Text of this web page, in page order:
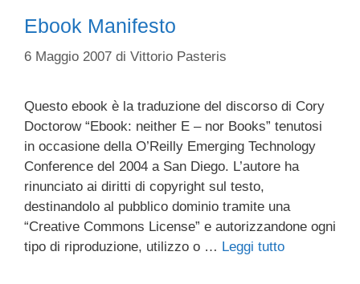
Ebook Manifesto
6 Maggio 2007 di Vittorio Pasteris
Questo ebook è la traduzione del discorso di Cory
Doctorow “Ebook: neither E – nor Books” tenutosi
in occasione della O’Reilly Emerging Technology
Conference del 2004 a San Diego. L’autore ha
rinunciato ai diritti di copyright sul testo,
destinandolo al pubblico dominio tramite una
“Creative Commons License” e autorizzandone ogni
tipo di riproduzione, utilizzo o … Leggi tutto